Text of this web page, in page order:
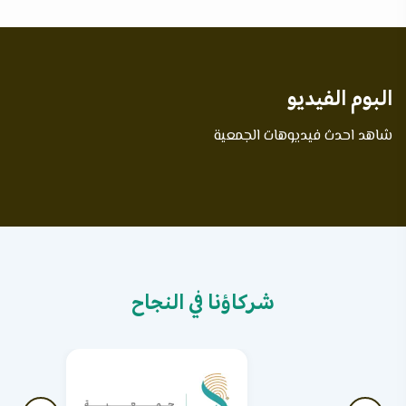
البوم الفيديو
شاهد احدث فيديوهات الجمعية
شركاؤنا في النجاح